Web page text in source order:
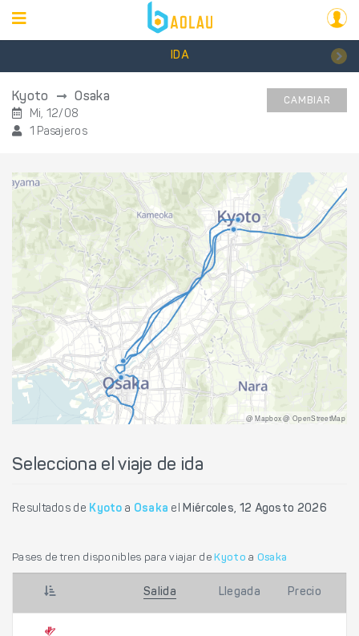
IDA
Kyoto Osaka
Mi, 12/08
1 Pasajeros
CAMBIAR
@ Mapbox @ OpenStreetMap
Selecciona el viaje de ida
Resultados de Kyoto a Osaka el Miércoles, 12 Agosto 2026
Pases de tren disponibles para viajar de Kyoto a Osaka
Salida Llegada Precio